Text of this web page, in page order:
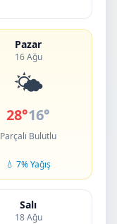
Pazar
16 Ağu
🌤️
28°16°
Parçalı Bulutlu
💧 7% Yağış
Salı
18 Ağu